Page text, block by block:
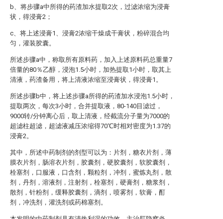
b、将步骤a中所得的药渣加水提取2次，过滤浓缩为浸膏
状，得浸膏2；
c、将上述浸膏1、浸膏2浓缩干燥成干膏状，粉碎混合均
匀，灌装胶囊。
所述步骤a中，称取所有原料药，加入上述原料药总重量7
倍量的80％乙醇，浸泡1.5小时，加热提取1小时，取其上
清液，药渣备用，将上清液浓缩至浸膏状，得浸膏1。
所述步骤b中，将上述步骤a所得的药渣加水浸泡1.5小时，
提取两次，每次3小时，合并提取液，80-140目滤过，
9000转/分钟离心后，取上清液，经截流分子量为7000的
超滤柱超滤，超滤液减压浓缩得70℃时相对密度为1.37的
浸膏2。
其中，所述中药制剂的剂型可以为：片剂，糖衣片剂，薄
膜衣片剂，肠溶衣片剂，胶囊剂，硬胶囊剂，软胶囊剂，
栓塞剂，口服液，口含剂，颗粒剂，冲剂，蜜炼丸剂，散
剂，丹剂，溶液剂，注射剂，栓塞剂，硬膏剂，糖浆剂，
散剂，针粉剂，缓释胶囊剂，滴剂，喷雾剂，软膏，酊
剂，冲洗剂，灌洗剂或药棉塞剂。